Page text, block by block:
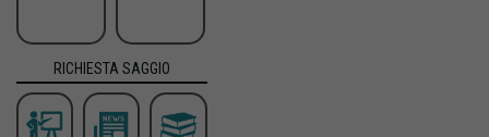
RICHIESTA SAGGIO